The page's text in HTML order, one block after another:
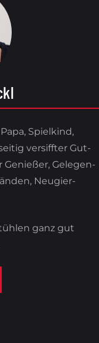
Spiel­kind,
versiff­ter Gut­
Genießer, Gele­gen­
Neugier-
ganz gut